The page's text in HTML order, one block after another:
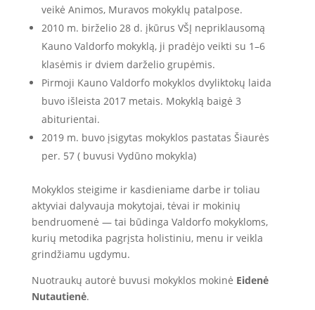
veikė Animos, Muravos mokyklų patalpose.
2010 m. birželio 28 d. įkūrus VŠĮ nepriklausomą
Kauno Valdorfo mokyklą, ji pradėjo veikti su 1–6
klasėmis ir dviem darželio grupėmis.
Pirmoji Kauno Valdorfo mokyklos dvyliktokų laida
buvo išleista 2017 metais. Mokyklą baigė 3
abiturientai.
2019 m. buvo įsigytas mokyklos pastatas Šiaurės
per. 57 ( buvusi Vydūno mokykla)
Mokyklos steigime ir kasdieniame darbe ir toliau
aktyviai dalyvauja mokytojai, tėvai ir mokinių
bendruomenė — tai būdinga Valdorfo mokykloms,
kurių metodika pagrįsta holistiniu, menu ir veikla
grindžiamu ugdymu.
Nuotraukų autorė buvusi mokyklos mokinė Eidenė
Nutautienė.